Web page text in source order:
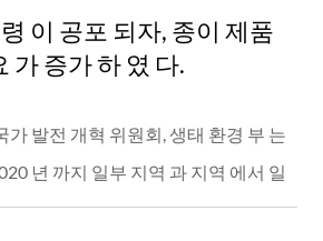
이 공포 되자, 종이 제품
가 증가 하 였 다.
가 발전 개혁 위원회, 생태 환경 부 는
년 까지 일부 지역 과 지역 에서 일
산, 판매, 사용 을 금지 하고 제한 하